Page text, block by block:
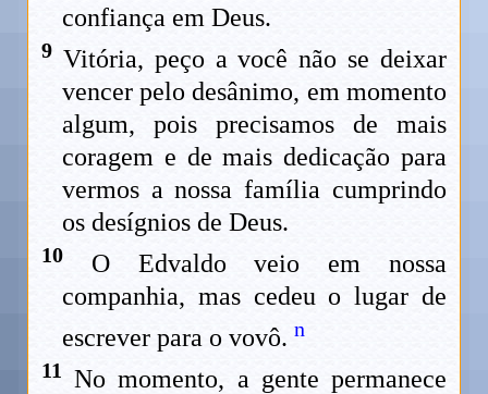
confiança em Deus.
9 Vitória, peço a você não se deixar
vencer pelo desânimo, em momento
algum, pois precisamos de mais
coragem e de mais dedicação para
vermos a nossa família cumprindo
os desígnios de Deus.
10 O Edvaldo veio em nossa
companhia, mas cedeu o lugar de
escrever para o vovô.n
11
No momento, a gente permanece